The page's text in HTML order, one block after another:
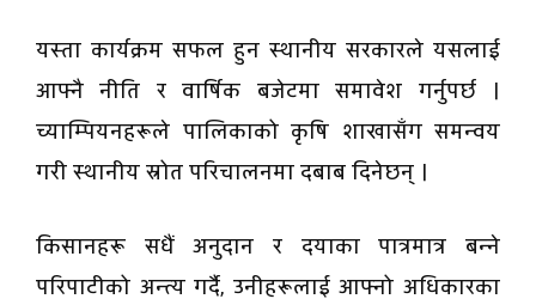
यस्ता कार्यक्रम सफल हुन स्थानीय सरकारले यसलाई
आफ्नै नीति र वार्षिक बजेटमा समावेश गर्नुपर्छ ।
च्याम्पियनहरूले पालिकाको कृषि शाखासँग समन्वय
गरी स्थानीय स्रोत परिचालनमा दबाब दिनेछन् ।
किसानहरू सधैं अनुदान र दयाका पात्रमात्र बन्ने
परिपाटीको अन्त्य गर्दै, उनीहरूलाई आफ्नो अधिकारका